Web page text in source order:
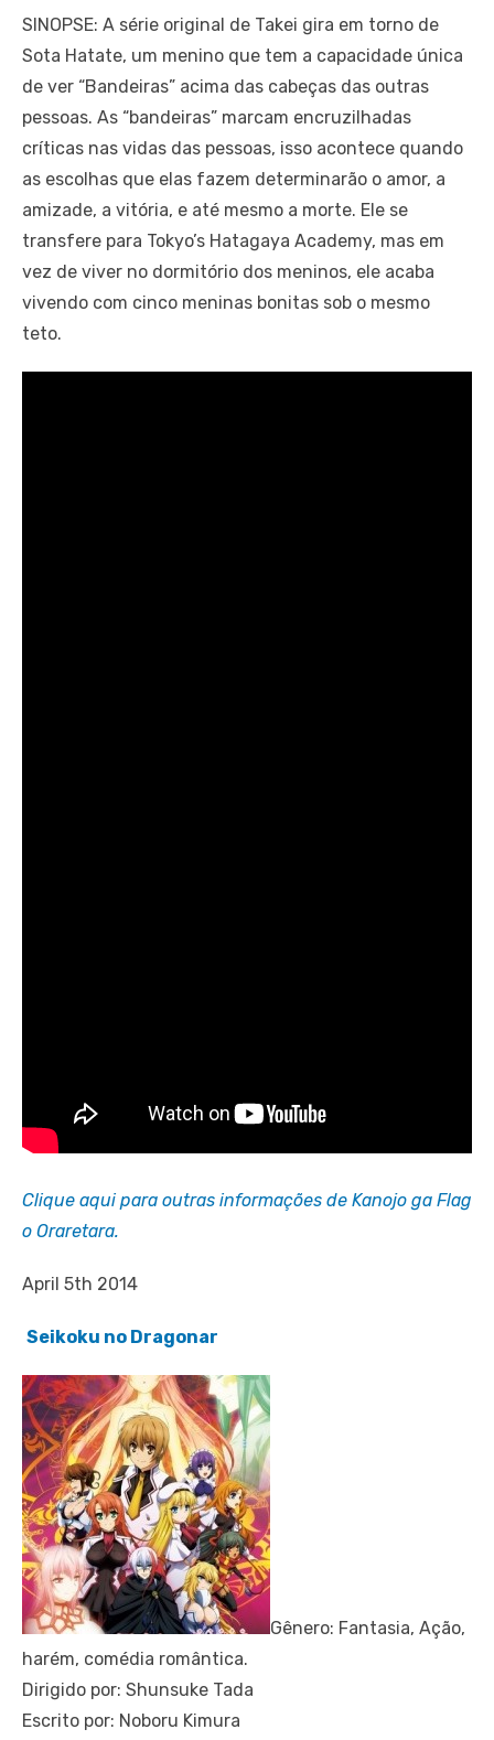
SINOPSE: A série original de Takei gira em torno de
Sota Hatate, um menino que tem a capacidade única
de ver “Bandeiras” acima das cabeças das outras
pessoas. As “bandeiras” marcam encruzilhadas
críticas nas vidas das pessoas, isso acontece quando
as escolhas que elas fazem determinarão o amor, a
amizade, a vitória, e até mesmo a morte. Ele se
transfere para Tokyo’s Hatagaya Academy, mas em
vez de viver no dormitório dos meninos, ele acaba
vivendo com cinco meninas bonitas sob o mesmo
teto.
Clique aqui para outras informações de Kanojo ga Flag
o Oraretara.
April 5th 2014
Seikoku no Dragonar
Gênero: Fantasia, Ação,
harém, comédia romântica.
Dirigido por: Shunsuke Tada
Escrito por: Noboru Kimura